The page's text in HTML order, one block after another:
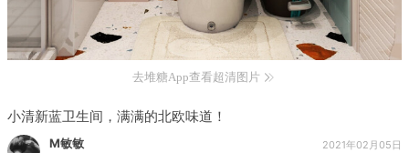
去堆糖App查看超清图片
小清新蓝卫生间，满满的北欧味道！
M敏敏 2021年02月05日